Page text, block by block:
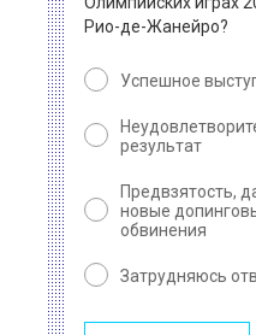
Рио-де-Жанейро?
Успешное
результат
Предвзятость,
новые
обвинения
Затрудняюсь